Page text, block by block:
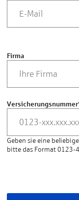
Firma
Versicherungsnummer
Geben sie eine
bitte das Format 0123-